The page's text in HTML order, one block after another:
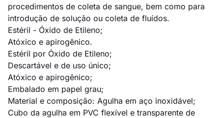
procedimentos de coleta de sangue, bem como para
introdução de solução ou coleta de fluídos.
Estéril - Óxido de Etileno;
Atóxico e apirogênico.
Estéril por Óxido de Etileno;
Descartável e de uso único;
Atóxico e apirogênico;
Embalado em papel grau;
Material e composição: Agulha em aço inoxidável;
Cubo da agulha em PVC flexível e transparente de